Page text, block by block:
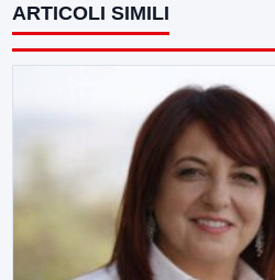
ARTICOLI SIMILI